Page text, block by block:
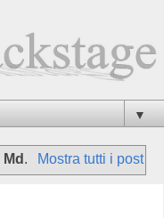
▼
Md . Mostra tutti i post